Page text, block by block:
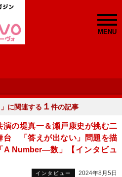
MENU
」に関連する １ 件の記事
演の堤真一＆瀬戸康史が挑む二
台 「答えが出ない」問題を描
A Number―数」【インタビュ
インタビュー 2024年8月5日